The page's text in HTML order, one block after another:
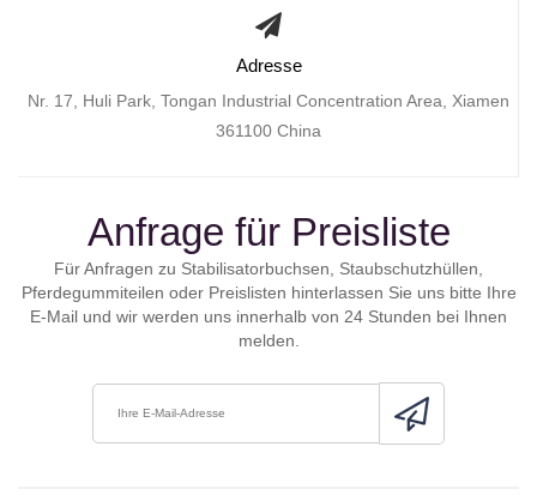
Adresse
Nr. 17, Huli Park, Tongan Industrial Concentration Area, Xiamen
361100 China
Anfrage für Preisliste
Für Anfragen zu Stabilisatorbuchsen, Staubschutzhüllen,
Pferdegummiteilen oder Preislisten hinterlassen Sie uns bitte Ihre
E-Mail und wir werden uns innerhalb von 24 Stunden bei Ihnen
melden.